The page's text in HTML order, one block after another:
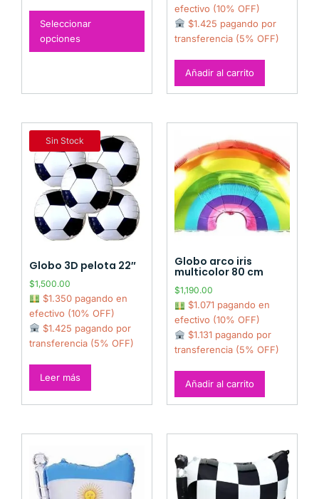
Seleccionar
opciones
efectivo (10% OFF)
$1.425 pagando por
transferencia (5% OFF)
Añadir al carrito
Sin Stock
Globo 3D pelota 22″
$1,500.00
$1.350 pagando en
efectivo (10% OFF)
$1.425 pagando por
transferencia (5% OFF)
Leer más
Globo arco iris
multicolor 80 cm
$1,190.00
$1.071 pagando en
efectivo (10% OFF)
$1.131 pagando por
transferencia (5% OFF)
Añadir al carrito